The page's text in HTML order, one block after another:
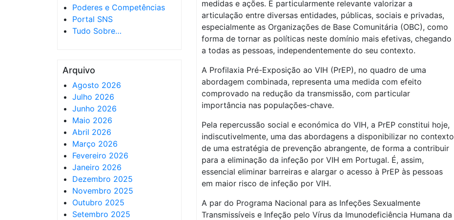
Poderes e Competências
Portal SNS
Tudo Sobre…
Arquivo
Agosto 2026
Julho 2026
Junho 2026
Maio 2026
Abril 2026
Março 2026
Fevereiro 2026
Janeiro 2026
Dezembro 2025
Novembro 2025
Outubro 2025
Setembro 2025
medidas e ações. É particularmente relevante valorizar a
articulação entre diversas entidades, públicas, sociais e privadas,
especialmente as Organizações de Base Comunitária (OBC), como
forma de tornar as políticas neste domínio mais efetivas, chegando
a todas as pessoas, independentemente do seu contexto.
A Profilaxia Pré-Exposição ao VIH (PrEP), no quadro de uma
abordagem combinada, representa uma medida com efeito
comprovado na redução da transmissão, com particular
importância nas populações-chave.
Pela repercussão social e económica do VIH, a PrEP constitui hoje,
indiscutivelmente, uma das abordagens a disponibilizar no contexto
de uma estratégia de prevenção abrangente, de forma a contribuir
para a eliminação da infeção por VIH em Portugal. É, assim,
essencial eliminar barreiras e alargar o acesso à PrEP às pessoas
em maior risco de infeção por VIH.
A par do Programa Nacional para as Infeções Sexualmente
Transmissíveis e Infeção pelo Vírus da Imunodeficiência Humana da